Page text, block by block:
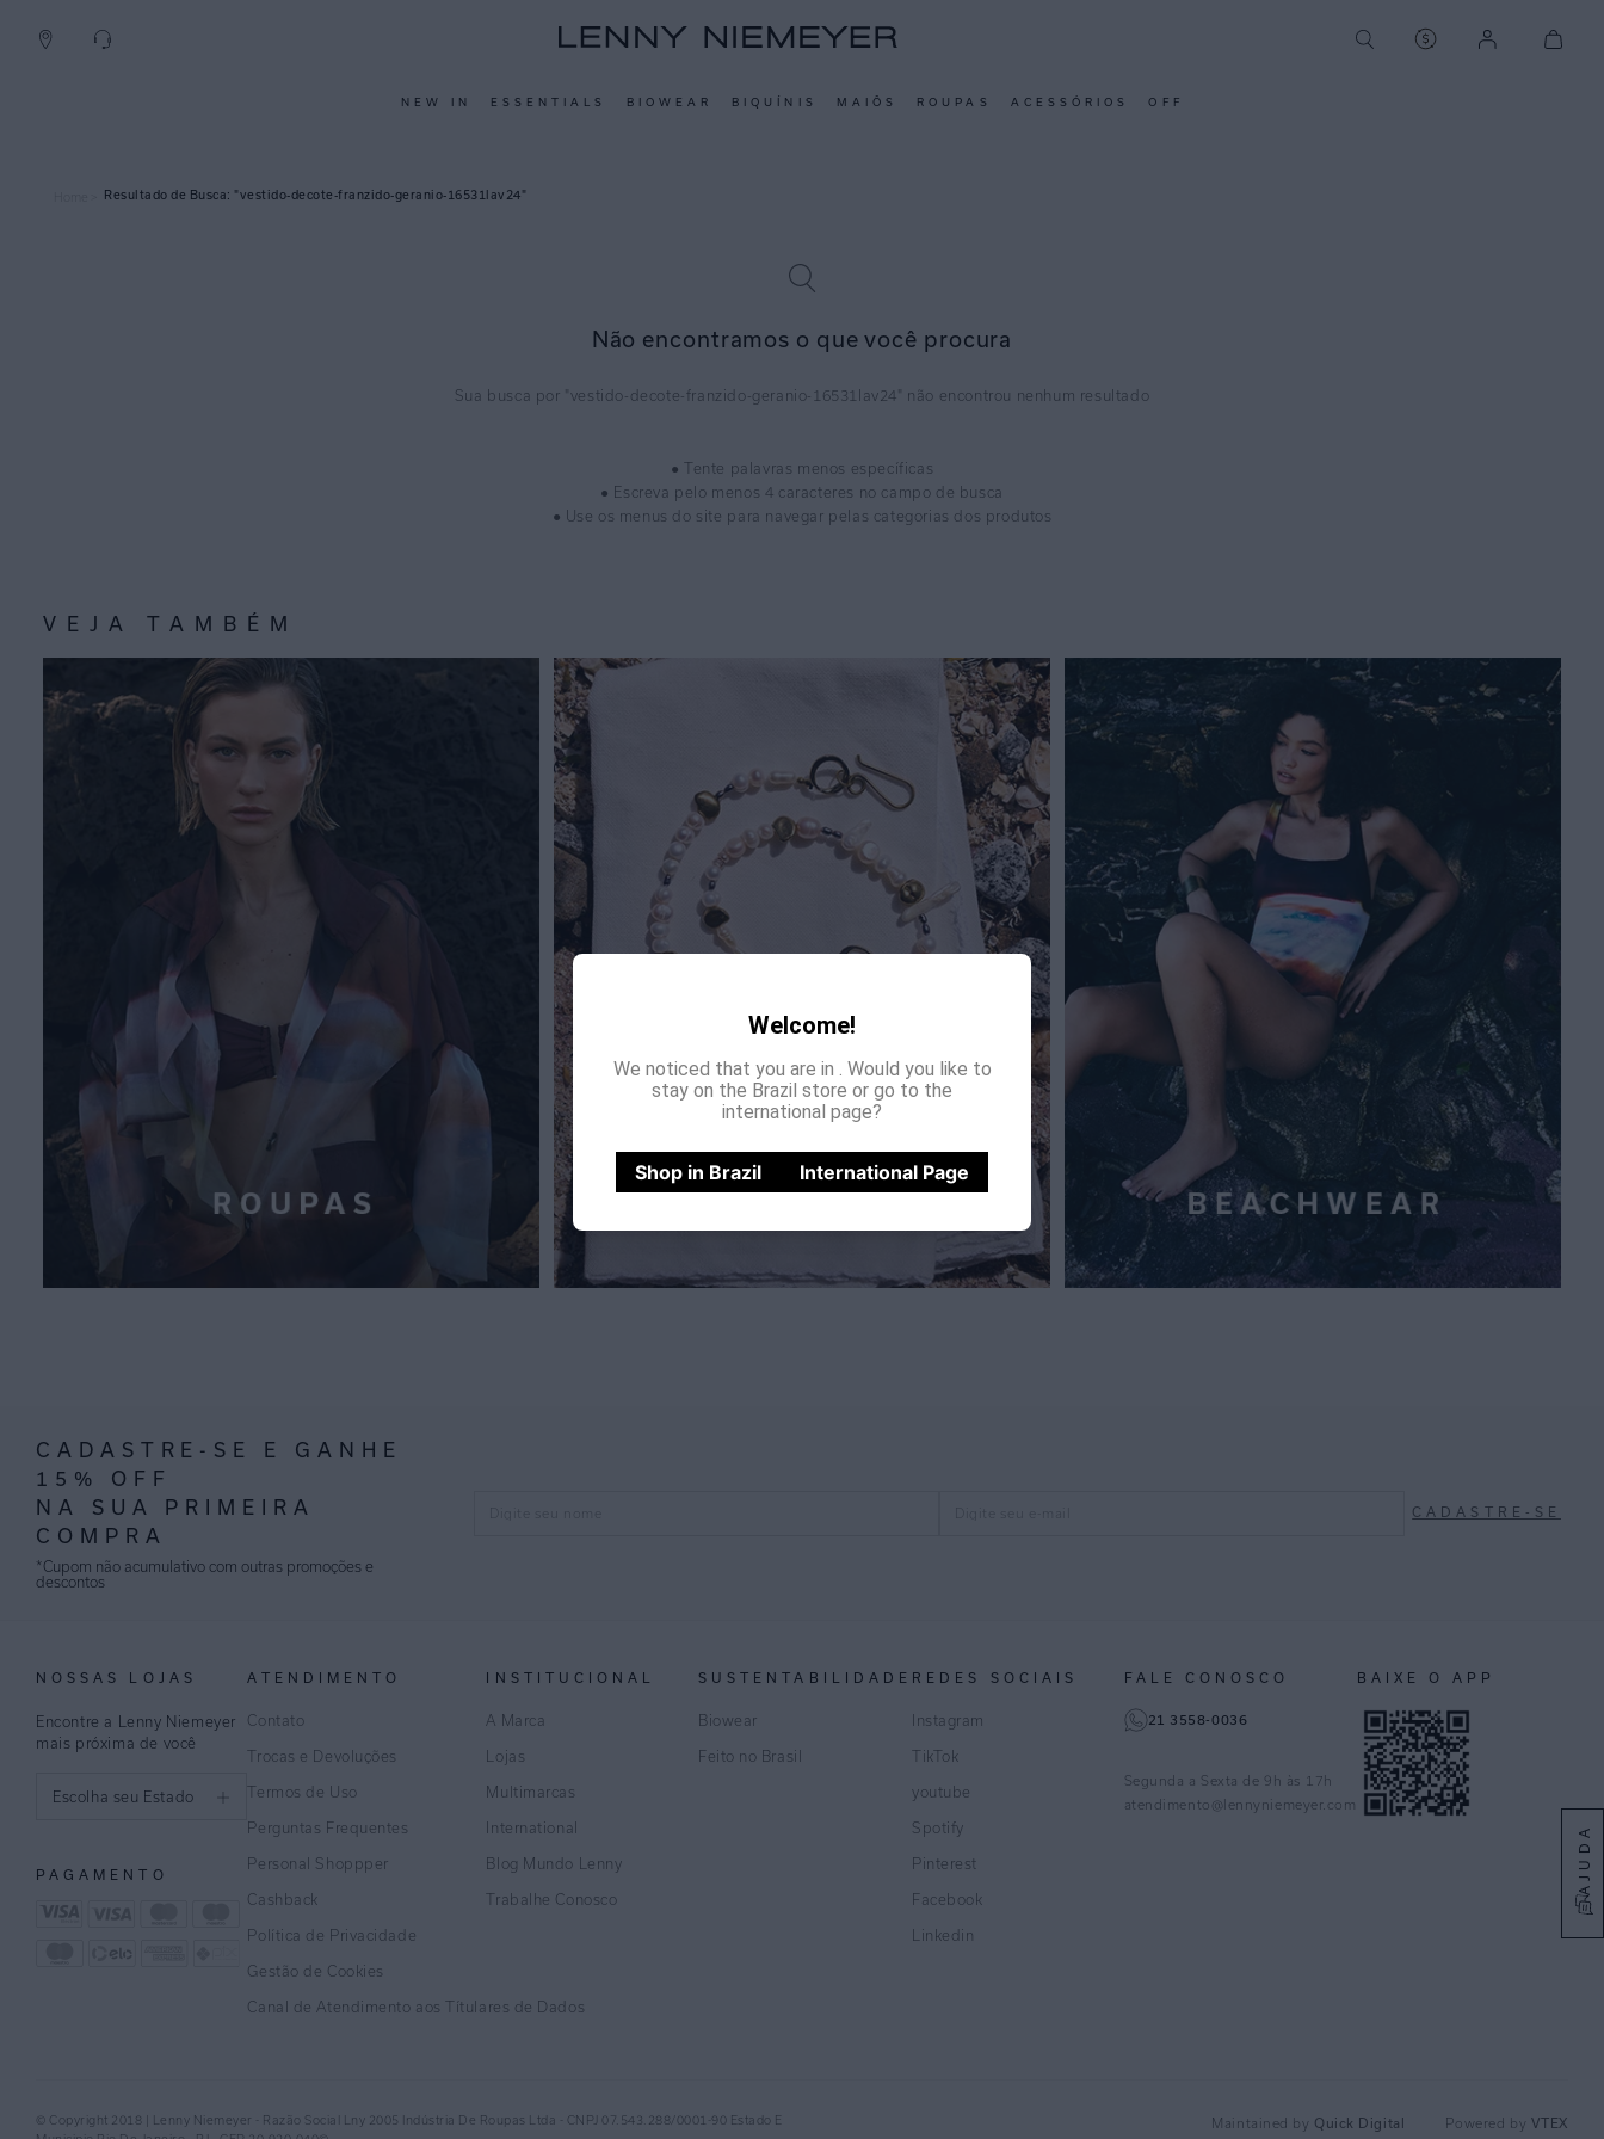
AJUDA
NEW IN ESSENTIALS BIOWEAR BIQUÍNIS MAIÔS ROUPAS ACESSÓRIOS OFF
Welcome!
We noticed that you are in
. Would you like to
stay on the Brazil store or go to the
international page?
Shop in Brazil International Page
vestido-decote-franzido-geranio-16531lav24
Não encontramos o que você procura
vestido-decote-franzido-geranio-16531lav24
● Tente palavras menos específicas
● Escreva pelo menos 4 caracteres no campo de busca
● Use os menus do site para navegar pelas categorias dos produtos
VEJA TAMBÉM
CADASTRE-SE E GANHE
15% OFF
NA SUA PRIMEIRA
COMPRA
*Cupom não acumulativo com outras promoções e
descontos
CADASTRE-SE
NOSSAS LOJAS
Encontre a Lenny Niemeyer
mais próxima de você
Escolha seu Estado
Distrito Federal
PAGAMENTO
ATENDIMENTO
Contato
Trocas e Devoluções
Termos de Uso
Perguntas Frequentes
Personal Shoppper
Cashback
Política de Privacidade
Gestão de Cookies
Canal de Atendimento aos Títulares de Dados
INSTITUCIONAL
A Marca
Lojas
Multimarcas
International
Blog Mundo Lenny
Trabalhe Conosco
SUSTENTABILIDADE
Biowear
Feito no Brasil
REDES SOCIAIS
Instagram
TikTok
youtube
Spotify
Pinterest
Facebook
Linkedin
FALE CONOSCO
21 3558-0036
Segunda a Sexta de 9h às 17h
atendimento@lennyniemeyer.com
BAIXE O APP
© Copyright 2018 | Lenny Niemeyer - Razão Social Lny 2005 Indústria De Roupas Ltda - CNPJ 07.543.288/0001-90 Estado E
Maintained by Quick Digital Powered by VTEX